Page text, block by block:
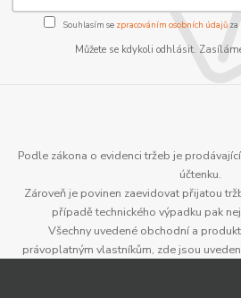
Souhlasím se zpracováním osobních údajůza
Můžete se kdykoli odhlásit.
Podle zákona o evidenci tržeb je
účtenku.
Zároveň je povinen zaevidovat přijatou
případě technického výpadku pak
Všechny uvedené obchodní a
právoplatným vlastníkům, zde jsou